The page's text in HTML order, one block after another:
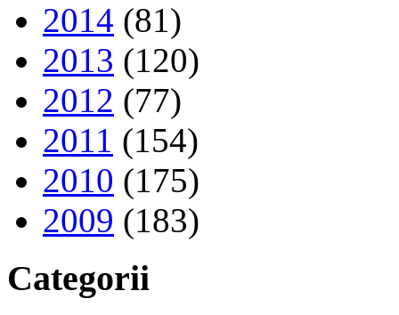
2014 (81)
2013 (120)
2012 (77)
2011 (154)
2010 (175)
2009 (183)
Categorii